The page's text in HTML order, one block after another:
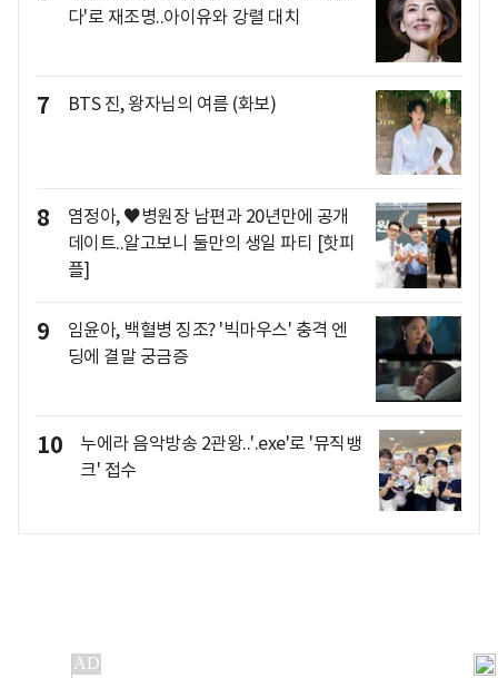
다'로 재조명..아이유와 강렬 대치
7 BTS 진, 왕자님의 여름 (화보)
8
염정아, ♥병원장 남편과 20년만에 공개
데이트..알고보니 둘만의 생일 파티 [핫피
플]
9
임윤아, 백혈병 징조? '빅마우스' 충격 엔
딩에 결말 궁금증
10
누에라 음악방송 2관왕..'.exe'로 '뮤직뱅
크' 접수